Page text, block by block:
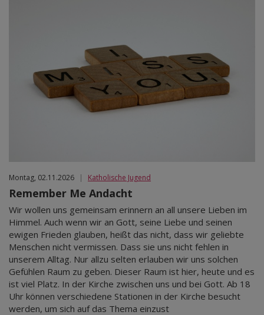
Montag, 02.11.2026 | Katholische Jugend
Remember Me Andacht
Wir wollen uns gemeinsam erinnern an all unsere Lieben im
Himmel. Auch wenn wir an Gott, seine Liebe und seinen
ewigen Frieden glauben, heißt das nicht, dass wir geliebte
Menschen nicht vermissen. Dass sie uns nicht fehlen in
unserem Alltag. Nur allzu selten erlauben wir uns solchen
Gefühlen Raum zu geben. Dieser Raum ist hier, heute und es
ist viel Platz. In der Kirche zwischen uns und bei Gott. Ab 18
Uhr können verschiedene Stationen in der Kirche besucht
werden, um sich auf das Thema einzust